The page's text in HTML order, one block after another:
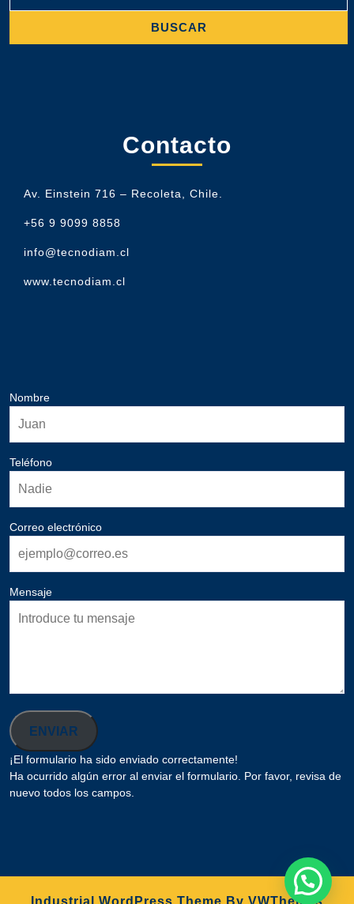
Contacto
Av. Einstein 716 – Recoleta, Chile.
+56 9 9099 8858
info@tecnodiam.cl
www.tecnodiam.cl
Nombre
Teléfono
Correo electrónico
Mensaje
ENVIAR
¡El formulario ha sido enviado correctamente!
Ha ocurrido algún error al enviar el formulario. Por favor, revisa de
nuevo todos los campos.
Industrial WordPress Theme By VWThemes